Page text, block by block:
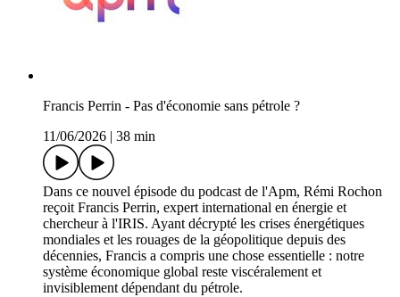
Francis Perrin - Pas d'économie sans pétrole ?
11/06/2026
38 min
Dans ce nouvel épisode du podcast de l'Apm, Rémi Rochon
reçoit Francis Perrin, expert international en énergie et
chercheur à l'IRIS. Ayant décrypté les crises énergétiques
mondiales et les rouages de la géopolitique depuis des
décennies, Francis a compris une chose essentielle : notre
système économique global reste viscéralement et
invisiblement dépendant du pétrole.